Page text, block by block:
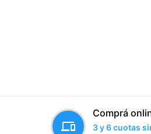
devices
Comprá
3 y 6 cuotas